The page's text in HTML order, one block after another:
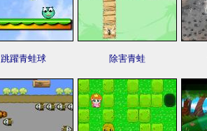
跳躍青蛙球 除害青蛙